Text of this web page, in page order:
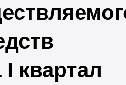
квартал